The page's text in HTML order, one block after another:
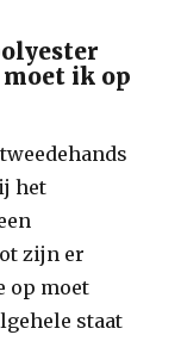
ik op
het
zijn er
op moet
staat